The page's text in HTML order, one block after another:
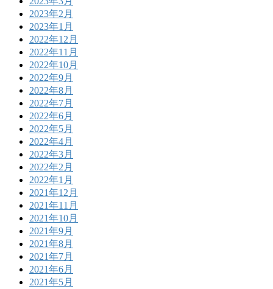
2023年2月
2023年1月
2022年12月
2022年11月
2022年10月
2022年9月
2022年8月
2022年7月
2022年6月
2022年5月
2022年4月
2022年3月
2022年2月
2022年1月
2021年12月
2021年11月
2021年10月
2021年9月
2021年8月
2021年7月
2021年6月
2021年5月